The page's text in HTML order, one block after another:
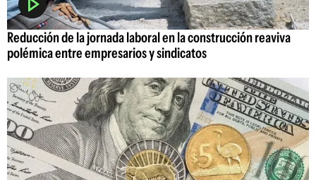
Reducción de la jornada laboral en la construcción reaviva
polémica entre empresarios y sindicatos